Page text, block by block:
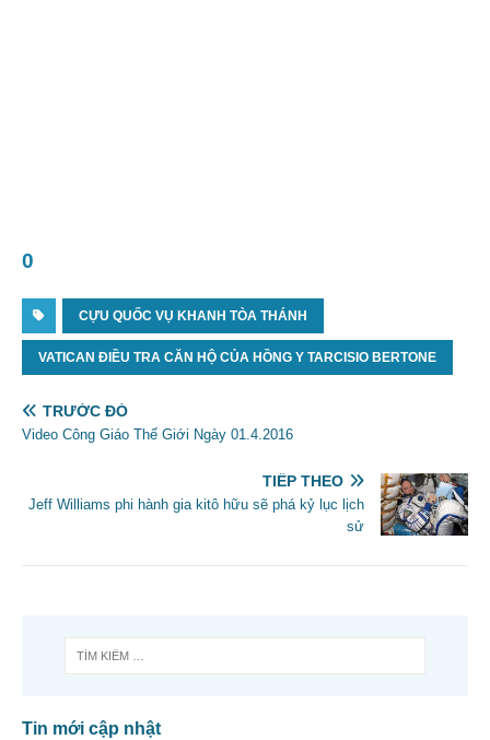
0
CỰU QUỐC VỤ KHANH TÒA THÁNH
VATICAN ĐIỀU TRA CĂN HỘ CỦA HỒNG Y TARCISIO BERTONE
TRƯỚC ĐÓ
Video Công Giáo Thế Giới Ngày 01.4.2016
TIẾP THEO
Jeff Williams phi hành gia kitô hữu sẽ phá kỷ lục lịch
sử
Tin mới cập nhật